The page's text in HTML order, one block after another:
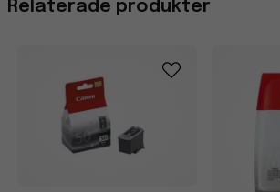
Relaterade produkter